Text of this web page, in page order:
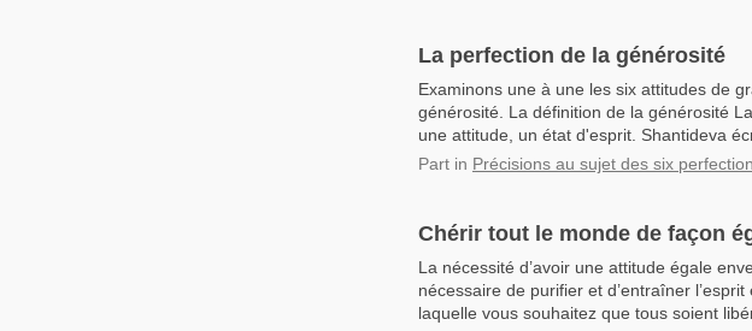
La perfection de la générosité
Examinons une à une les six attitudes de
générosité. La définition de la générosité
une attitude, un état d'esprit. Shantideva
Part in Précisions au sujet des six
Chérir tout le monde de façon
La nécessité d’avoir une attitude égale
nécessaire de purifier et d’entraîner
laquelle vous souhaitez que tous soient